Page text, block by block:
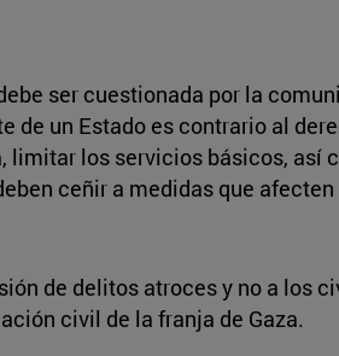
ser cuestionada por la
de un Estado es contrario al
los servicios básicos, así
ceñir a medidas que
de delitos atroces y no a los
civil de la franja de Gaza.